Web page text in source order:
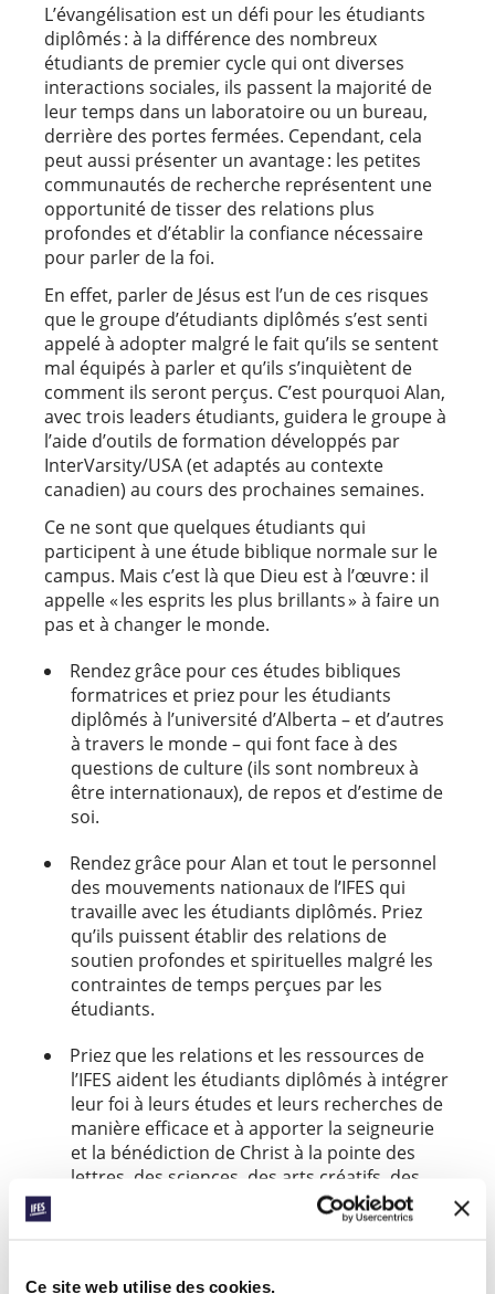
Ce site web utilise des cookies.
L’évangélisation est un défi pour les étudiants
diplômés : à la différence des nombreux
étudiants de premier cycle qui ont diverses
interactions sociales, ils passent la majorité de
leur temps dans un laboratoire ou un bureau,
derrière des portes fermées. Cependant, cela
peut aussi présenter un avantage : les petites
communautés de recherche représentent une
opportunité de tisser des relations plus
profondes et d’établir la confiance nécessaire
pour parler de la foi.
En effet, parler de Jésus est l’un de ces risques
que le groupe d’étudiants diplômés s’est senti
appelé à adopter malgré le fait qu’ils se sentent
mal équipés à parler et qu’ils s’inquiètent de
comment ils seront perçus. C’est pourquoi Alan,
avec trois leaders étudiants, guidera le groupe à
l’aide d’outils de formation développés par
InterVarsity/USA (et adaptés au contexte
canadien) au cours des prochaines semaines.
Ce ne sont que quelques étudiants qui
participent à une étude biblique normale sur le
campus. Mais c’est là que Dieu est à l’œuvre : il
appelle « les esprits les plus brillants » à faire un
pas et à changer le monde.
Rendez grâce pour ces études bibliques
formatrices et priez pour les étudiants
diplômés à l’université d’Alberta – et d’autres
à travers le monde – qui font face à des
questions de culture (ils sont nombreux à
être internationaux), de repos et d’estime de
soi.
Rendez grâce pour Alan et tout le personnel
des mouvements nationaux de l’IFES qui
travaille avec les étudiants diplômés. Priez
qu’ils puissent établir des relations de
soutien profondes et spirituelles malgré les
contraintes de temps perçues par les
étudiants.
Priez que les relations et les ressources de
l’IFES aident les étudiants diplômés à intégrer
leur foi à leurs études et leurs recherches de
manière efficace et à apporter la seigneurie
et la bénédiction de Christ à la pointe des
lettres, des sciences, des arts créatifs, des